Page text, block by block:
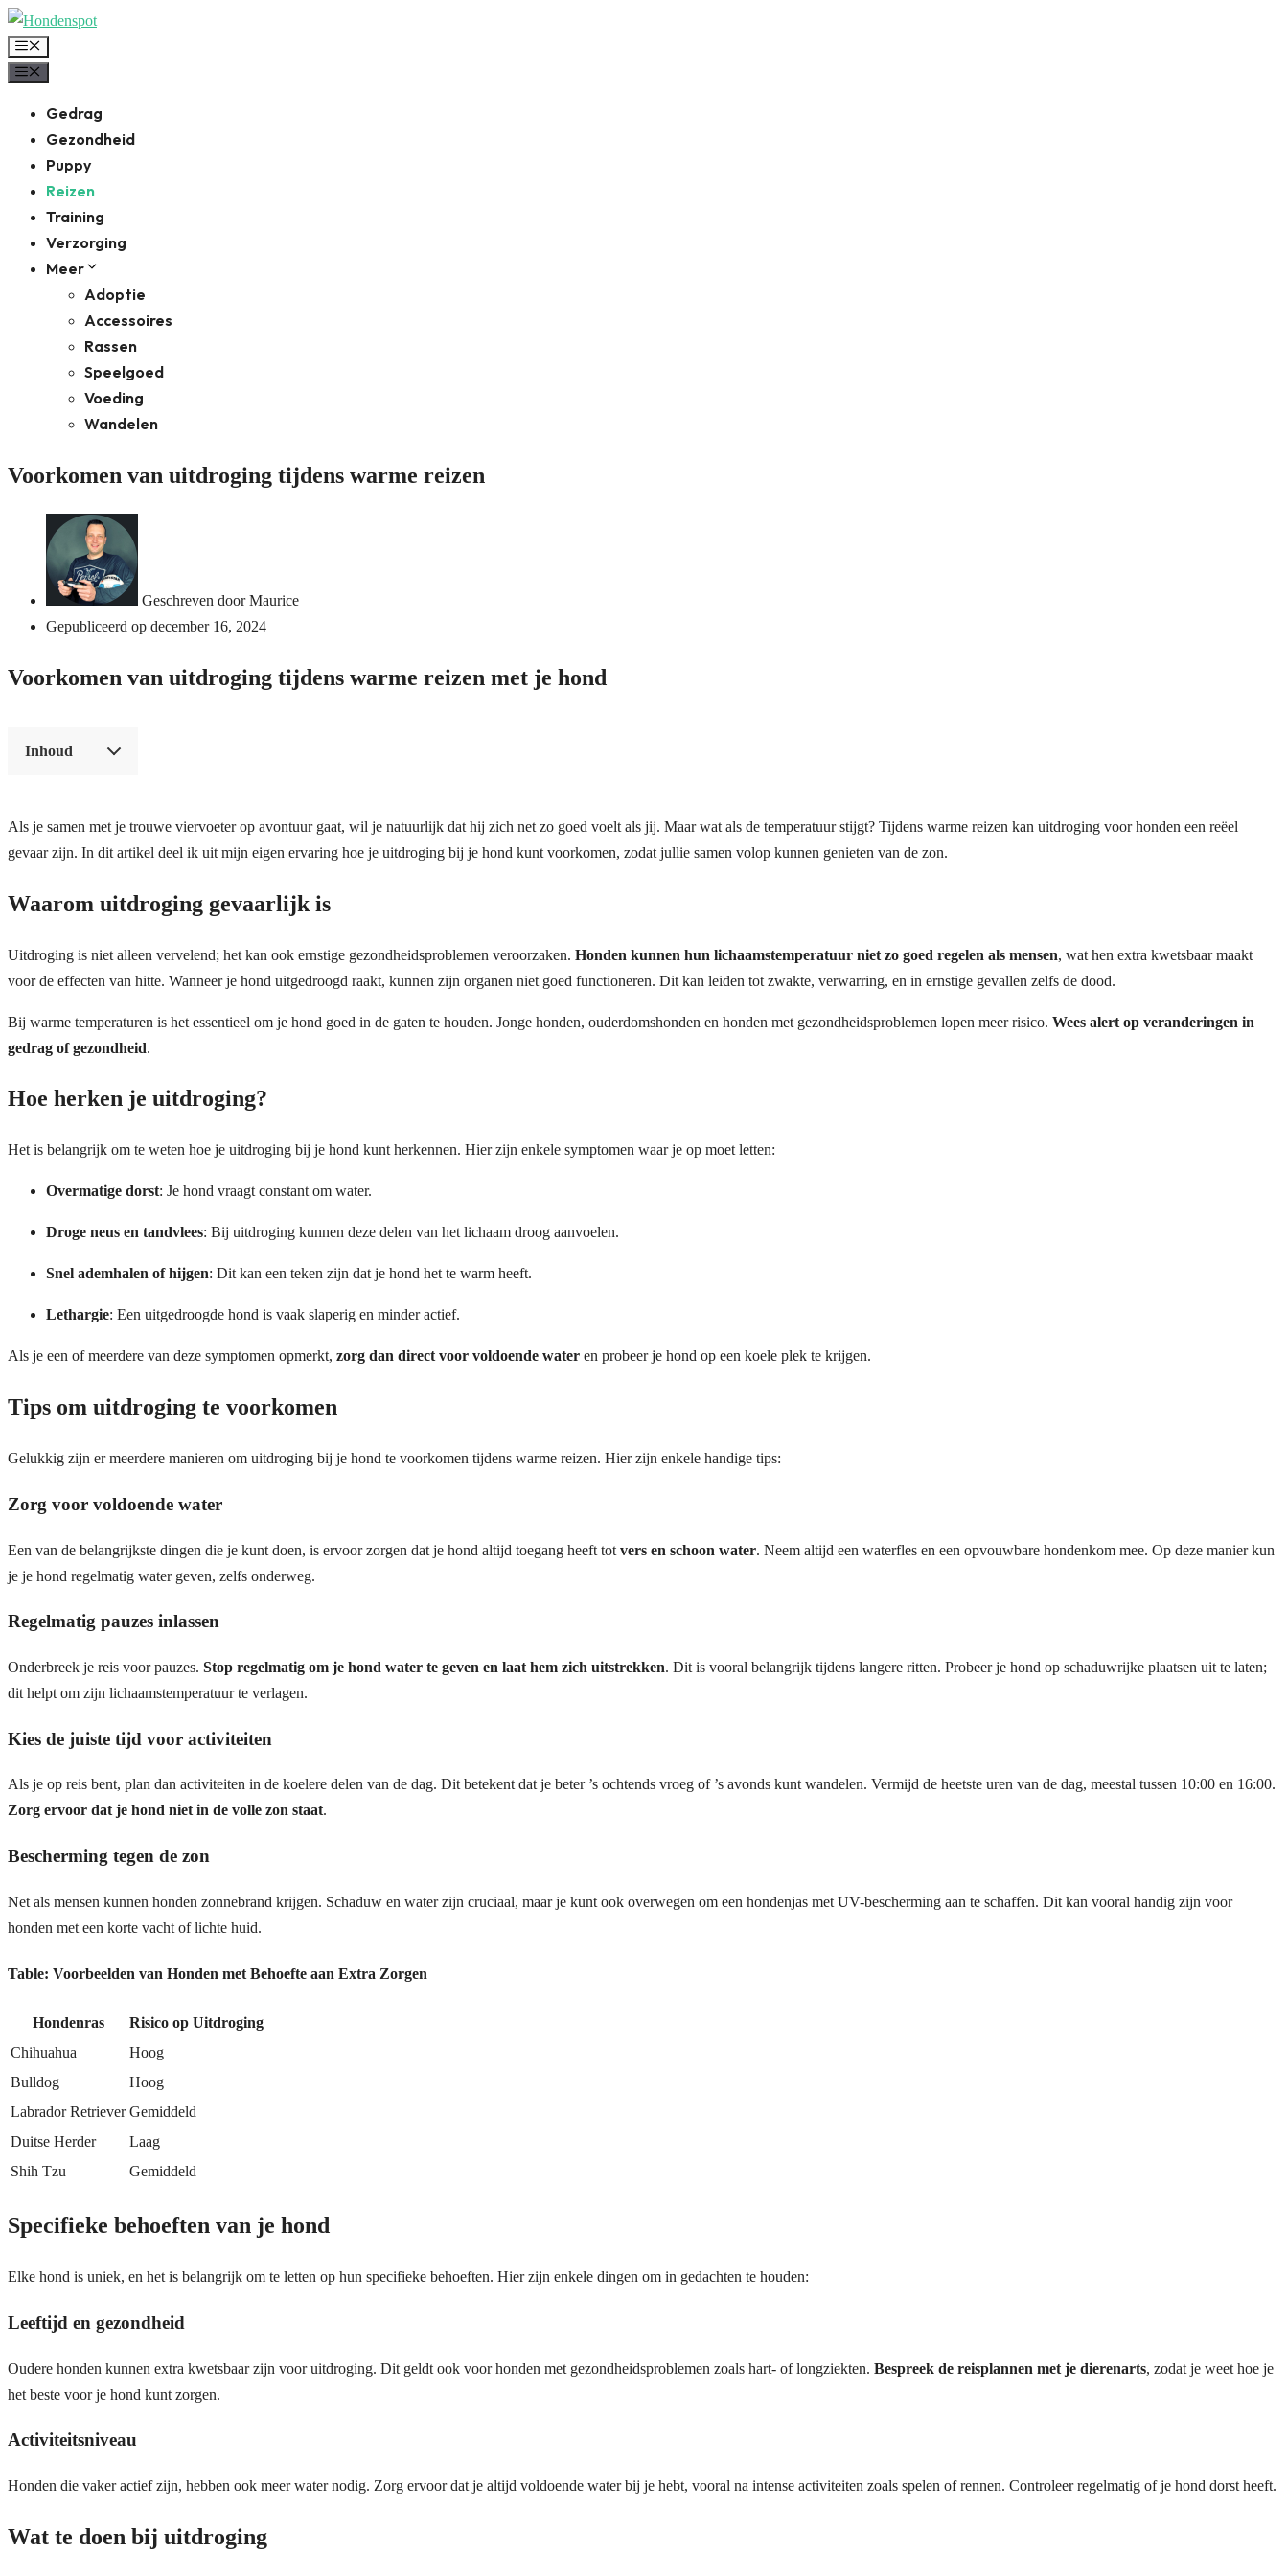
Ga
naar
de
Menu
Gedrag
Gezondheid
Puppy
Reizen
Training
Verzorging
Meer
Adoptie
Accessoires
Rassen
Speelgoed
Voeding
Wandelen
Voorkomen van uitdroging tijdens warme reizen
Geschreven doorMaurice
Gepubliceerd op december 16, 2024
Voorkomen van uitdroging tijdens warme reizen met je hond
Inhoud
Als je samen met je trouwe viervoeter op avontuur gaat, wil je natuurlijk dat hij zich net zo goed voelt als jij. Maar wat als de temperatuur stijgt? Tijdens warme reizen kan uitdroging voor honden een reëel
gevaar zijn. In dit artikel deel ik uit mijn eigen ervaring hoe je uitdroging bij je hond kunt voorkomen, zodat jullie samen volop kunnen genieten van de zon.
Waarom uitdroging gevaarlijk is
Uitdroging is niet alleen vervelend; het kan ook ernstige gezondheidsproblemen veroorzaken. Honden kunnen hun lichaamstemperatuur niet zo goed regelen als mensen, wat hen extra kwetsbaar maakt
voor de effecten van hitte. Wanneer je hond uitgedroogd raakt, kunnen zijn organen niet goed functioneren. Dit kan leiden tot zwakte, verwarring, en in ernstige gevallen zelfs de dood.
Bij warme temperaturen is het essentieel om je hond goed in de gaten te houden. Jonge honden, ouderdomshonden en honden met gezondheidsproblemen lopen meer risico. Wees alert op veranderingen in
gedrag of gezondheid.
Hoe herken je uitdroging?
Het is belangrijk om te weten hoe je uitdroging bij je hond kunt herkennen. Hier zijn enkele symptomen waar je op moet letten:
Overmatige dorst: Je hond vraagt constant om water.
Droge neus en tandvlees: Bij uitdroging kunnen deze delen van het lichaam droog aanvoelen.
Snel ademhalen of hijgen: Dit kan een teken zijn dat je hond het te warm heeft.
Lethargie: Een uitgedroogde hond is vaak slaperig en minder actief.
Als je een of meerdere van deze symptomen opmerkt, zorg dan direct voor voldoende water en probeer je hond op een koele plek te krijgen.
Tips om uitdroging te voorkomen
Gelukkig zijn er meerdere manieren om uitdroging bij je hond te voorkomen tijdens warme reizen. Hier zijn enkele handige tips:
Zorg voor voldoende water
Een van de belangrijkste dingen die je kunt doen, is ervoor zorgen dat je hond altijd toegang heeft tot vers en schoon water. Neem altijd een waterfles en een opvouwbare hondenkom mee. Op deze manier kun
je je hond regelmatig water geven, zelfs onderweg.
Regelmatig pauzes inlassen
Onderbreek je reis voor pauzes. Stop regelmatig om je hond water te geven en laat hem zich uitstrekken. Dit is vooral belangrijk tijdens langere ritten. Probeer je hond op schaduwrijke plaatsen uit te laten;
dit helpt om zijn lichaamstemperatuur te verlagen.
Kies de juiste tijd voor activiteiten
Als je op reis bent, plan dan activiteiten in de koelere delen van de dag. Dit betekent dat je beter ’s ochtends vroeg of ’s avonds kunt wandelen. Vermijd de heetste uren van de dag, meestal tussen 10:00 en 16:00.
Zorg ervoor dat je hond niet in de volle zon staat.
Bescherming tegen de zon
Net als mensen kunnen honden zonnebrand krijgen. Schaduw en water zijn cruciaal, maar je kunt ook overwegen om een hondenjas met UV-bescherming aan te schaffen. Dit kan vooral handig zijn voor
honden met een korte vacht of lichte huid.
Table: Voorbeelden van Honden met Behoefte aan Extra Zorgen
Hondenras
Risico op Uitdroging
Chihuahua
Hoog
Bulldog
Hoog
Labrador Retriever Gemiddeld
Duitse Herder
Laag
Shih Tzu
Gemiddeld
Specifieke behoeften van je hond
Elke hond is uniek, en het is belangrijk om te letten op hun specifieke behoeften. Hier zijn enkele dingen om in gedachten te houden:
Leeftijd en gezondheid
Oudere honden kunnen extra kwetsbaar zijn voor uitdroging. Dit geldt ook voor honden met gezondheidsproblemen zoals hart- of longziekten. Bespreek de reisplannen met je dierenarts, zodat je weet hoe je
het beste voor je hond kunt zorgen.
Activiteitsniveau
Honden die vaker actief zijn, hebben ook meer water nodig. Zorg ervoor dat je altijd voldoende water bij je hebt, vooral na intense activiteiten zoals spelen of rennen. Controleer regelmatig of je hond dorst heeft.
Wat te doen bij uitdroging